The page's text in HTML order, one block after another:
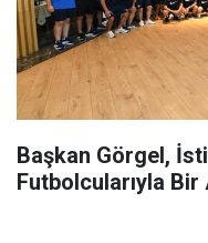
Başkan Görgel,
Futbolcularıyla Bir